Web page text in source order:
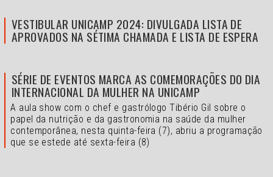
VESTIBULAR UNICAMP 2024: DIVULGADA LISTA DE
APROVADOS NA SÉTIMA CHAMADA E LISTA DE ESPERA
SÉRIE DE EVENTOS MARCA AS COMEMORAÇÕES DO DIA
INTERNACIONAL DA MULHER NA UNICAMP
A aula show com o chef e gastrólogo Tibério Gil sobre o
papel da nutrição e da gastronomia na saúde da mulher
contemporânea, nesta quinta-feira (7), abriu a programação
que se estede até sexta-feira (8)